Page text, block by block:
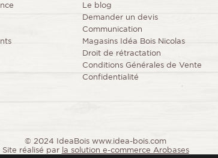
Le blog
Demander un devis
Communication
Magasins Idéa Bois Nicolas
Droit de rétractation
Conditions Générales de Vente
Confidentialité
© 2024 IdeaBois www.idea-bois.com
Site réalisé par la solution e-commerce Arobases